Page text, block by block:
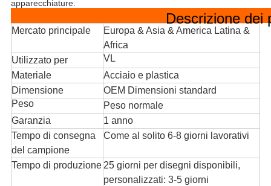
apparecchiature.
Descrizione dei
Mercato principale
Europa & Asia & America Latina &
Africa
Utilizzato per
VL
Materiale
Acciaio e plastica
Dimensione
OEM Dimensioni standard
Peso
Peso normale
Garanzia
1 anno
Tempo di consegna
del campione
Come al solito 6-8 giorni lavorativi
Tempo di produzione25 giorni per disegni disponibili,
personalizzati: 3-5 giorni